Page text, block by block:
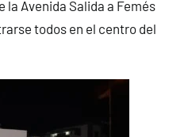
la Avenida Salida a Femés
todos en el centro del